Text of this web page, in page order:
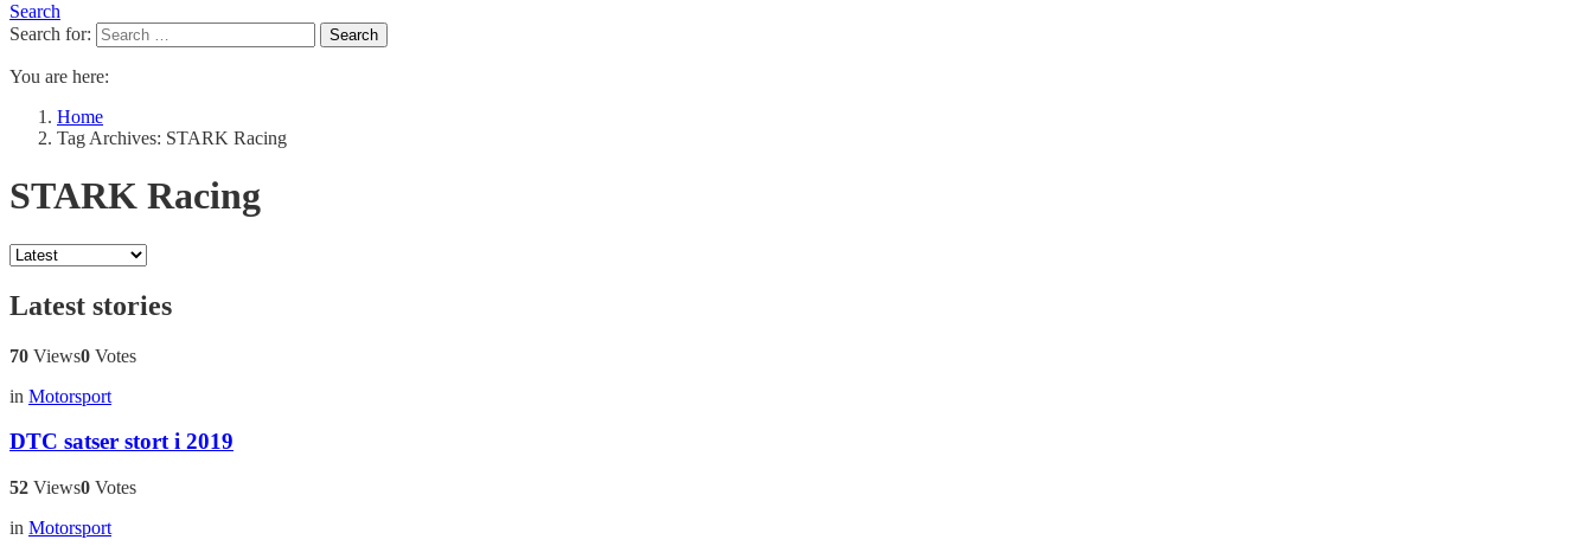
Search
Search for:
Search
You are here:
Home
Tag Archives: STARK Racing
STARK Racing
Latest stories
70 Views0 Votes
in Motorsport
DTC satser stort i 2019
52 Views0 Votes
in Motorsport